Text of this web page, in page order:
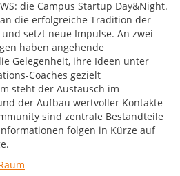
die Campus Startup Day&Night.
die erfolgreiche Tradition der
setzt neue Impulse. An zwei
haben angehende
Gelegenheit, ihre Ideen unter
Coaches gezielt
steht der Austausch im
der Aufbau wertvoller Kontakte
sind zentrale Bestandteile
folgen in Kürze auf